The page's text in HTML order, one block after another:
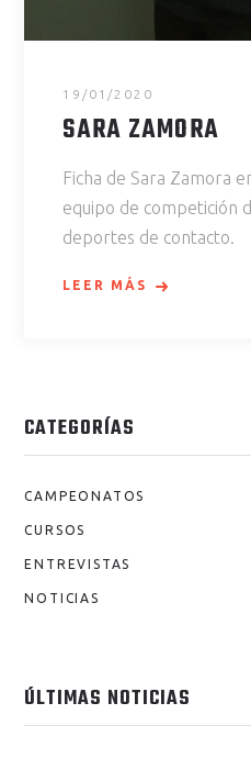
19/01/2020
SARA ZAMORA
Ficha de Sara Zamora
equipo de competición
deportes de contacto.
LEER MÁS
CATEGORÍAS
CAMPEONATOS
CURSOS
ENTREVISTAS
NOTICIAS
ÚLTIMAS NOTICIAS